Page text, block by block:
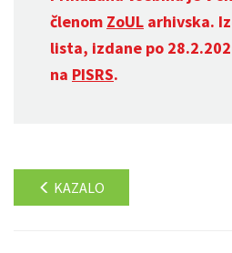
členom ZoUL arhivska.
lista, izdane po
na PISRS.
KAZALO